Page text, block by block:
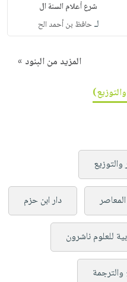
شرع أعلام السنة ال
لـحافظ بن أحمد الح
المزيد من البنود »
دار ابن حزم
للعلوم ناشرون
والترجمة